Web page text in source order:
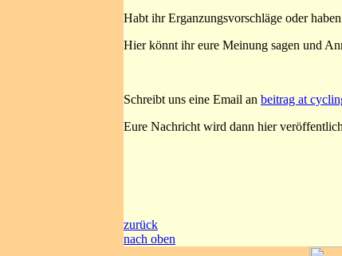
Habt ihr Erganzungsvorschläge oder
Hier könnt ihr eure Meinung sagen und
Schreibt uns eine Email an beitrag at
Eure Nachricht wird dann hier
zurück
nach oben